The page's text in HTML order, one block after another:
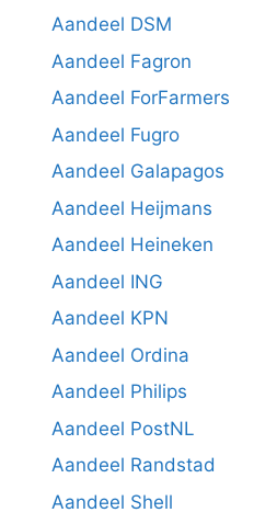
Aandeel DSM
Aandeel Fagron
Aandeel ForFarmers
Aandeel Fugro
Aandeel Galapagos
Aandeel Heijmans
Aandeel Heineken
Aandeel ING
Aandeel KPN
Aandeel Ordina
Aandeel Philips
Aandeel PostNL
Aandeel Randstad
Aandeel Shell